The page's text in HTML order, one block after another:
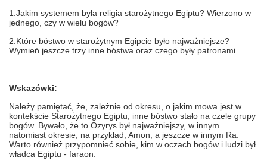
1.Jakim systemem była religia starożytnego Egiptu? Wierzono w
jednego, czy w wielu bogów?
2.Które bóstwo w starożytnym Egipcie było najważniejsze?
Wymień jeszcze trzy inne bóstwa oraz czego były patronami.
Wskazówki:
Należy pamiętać, że, zależnie od okresu, o jakim mowa jest w
kontekście Starożytnego Egiptu, inne bóstwo stało na czele grupy
bogów. Bywało, że to Ozyrys był najważniejszy, w innym
natomiast okresie, na przykład, Amon, a jeszcze w innym Ra.
Warto również przypomnieć sobie, kim w oczach bogów i ludzi był
władca Egiptu - faraon.